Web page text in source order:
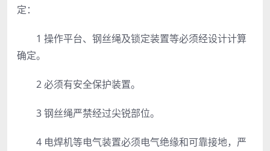
定：
1 操作平台、钢丝绳及锁定装置等必须经设计计算
确定。
2 必须有安全保护装置。
3 钢丝绳严禁经过尖锐部位。
4 电焊机等电气装置必须电气绝缘和可靠接地，严